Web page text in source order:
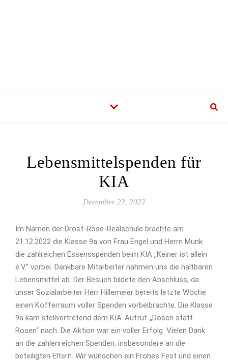
Lebensmittelspenden für
KIA
Dezember 23, 2022
Im Namen der Drost-Rose-Realschule brachte am
21.12.2022 die Klasse 9a von Frau Engel und Herrn Munk
die zahlreichen Essensspenden beim KIA „Keiner ist allein
e.V.“ vorbei. Dankbare Mitarbeiter nahmen uns die haltbaren
Lebensmittel ab. Der Besuch bildete den Abschluss, da
unser Sozialarbeiter Herr Hillemeier bereits letzte Woche
einen Kofferraum voller Spenden vorbeibrachte. Die Klasse
9a kam stellvertretend dem KIA-Aufruf „Dosen statt
Rosen“ nach. Die Aktion war ein voller Erfolg. Vielen Dank
an die zahlenreichen Spenden, insbesondere an die
beteiligten Eltern. Wir wünschen ein Frohes Fest und einen